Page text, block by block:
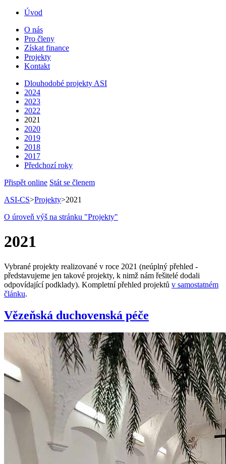
Úvod
O nás
Pro členy
Získat finance
Projekty
Kontakt
Dlouhodobé projekty ASI
2024
2023
2022
2021
2020
2019
2018
2017
Předchozí roky
Přispět online Stát se členem
ASI-CS>Projekty>2021
O úroveň výš na stránku "Projekty"
2021
Vybrané projekty realizované v roce 2021 (neúplný přehled -
představujeme jen takové projekty, k nimž nám řešitelé dodali
odpovídající podklady). Kompletní přehled projektů v samostatném
článku.
Vězeňská duchovenská péče